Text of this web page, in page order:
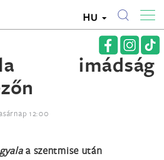
HU
imádság
12:00
a szentmise után